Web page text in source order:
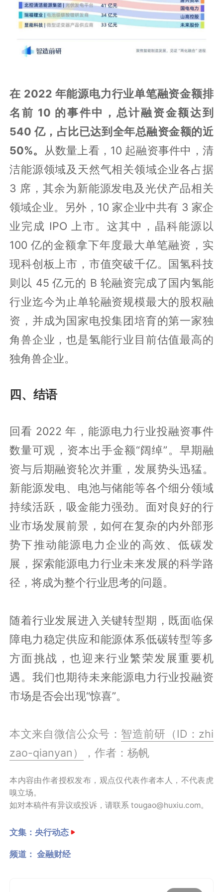
在 2022 年能源电力行业单笔融资金额排
名前 10 的事件中，总计融资金额达到
540 亿，占比已达到全年总融资金额的近
50%。
从数量上看，10 起融资事件中，清
洁能源领域及天然气相关领域企业各占据
3 席，其余为新能源发电及光伏产品相关
领域企业。另外，10 家企业中共有 3 家企
业完成 IPO 上市。这其中，晶科能源以
100 亿的金额拿下年度最大单笔融资，实
现科创板上市，市值突破千亿。国氢科技
则以 45 亿元的 B 轮融资完成了国内氢能
行业迄今为止单轮融资规模最大的股权融
资，并成为国家电投集团培育的第一家独
角兽企业，也是氢能行业目前估值最高的
独角兽企业。
四、结语
回看 2022 年，能源电力行业投融资事件
数量可观，资本出手金额“阔绰”。早期融
资与后期融资轮次并重，发展势头迅猛。
新能源发电、电池与储能等各个细分领域
持续活跃，吸金能力强劲。面对良好的行
业市场发展前景，如何在复杂的内外部形
势下推动能源电力企业的高效、低碳发
展，探索能源电力行业未来发展的科学路
径，将成为整个行业思考的问题。
随着行业发展进入关键转型期，既面临保
障电力稳定供应和能源体系低碳转型等多
方面挑战，也迎来行业繁荣发展重要机
遇。我们也期待未来能源电力行业投融资
市场是否会出现“惊喜”。
本文来自微信公众号： 智造前研（ID：zhi
zao-qianyan）
，作者：杨帆
本内容由作者授权发布，观点仅代表作者本人，不代表虎
嗅立场。
如对本稿件有异议或投诉，请联系 tougao@huxiu.com。
文集：央行动态
频道： 金融财经